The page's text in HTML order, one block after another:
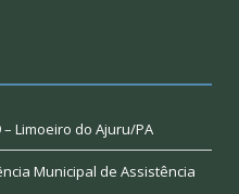
– Limoeiro do Ajuru/PA
Municipal de Assistência